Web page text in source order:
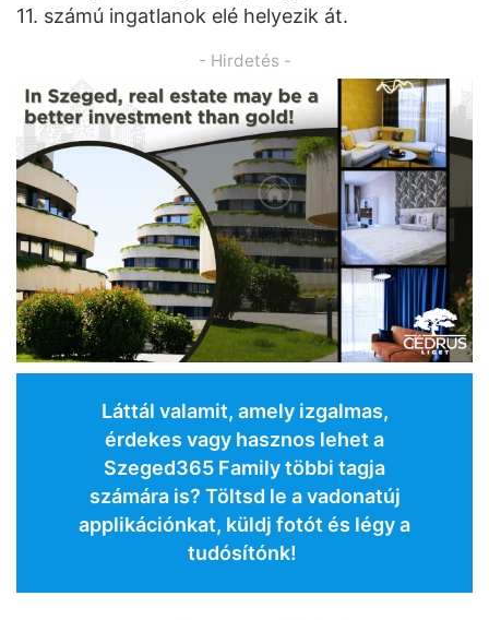
11. számú ingatlanok elé helyezik át.
- Hirdetés -
Láttál valamit, amely izgalmas,
érdekes vagy hasznos lehet a
Szeged365 Family többi tagja
számára is? Töltsd le a vadonatúj
applikációnkat, küldj fotót és légy a
tudósítónk!